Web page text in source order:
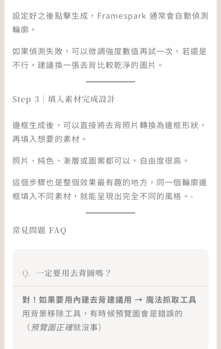
設定好之後點擊生成，Framespark 通常會自動偵測
輪廓。
如果偵測失敗，可以微調強度數值再試一次，若還是
不行，建議換一張去背比較乾淨的圖片。
Step 3｜填入素材完成設計
邊框生成後，可以直接將去背照片轉換為邊框形狀，
再填入想要的素材。
照片、純色、漸層或圖案都可以，自由度很高。
這個步驟也是整個效果最有趣的地方，同一個輪廓邊
框填入不同素材，就能呈現出完全不同的風格。-
常見問題 FAQ
一定要用去背圖嗎？
對！如果要用內建去背建議用 → 魔法抓取工具
用背景移除工具，有時候預覽圖會是錯誤的
（預覽圖正確就沒事）